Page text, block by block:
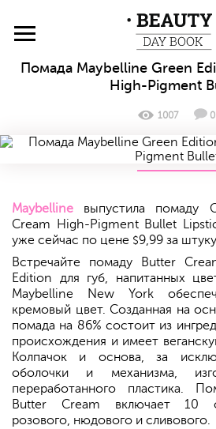
Помада Maybelline Green
High-Pigment
1007 0
Maybelline выпустила помаду
Cream High-Pigment Bullet
уже сейчас по цене $9,99 за
Встречайте помаду Butter
Edition для губ, напитанных
Maybelline New York
кремовый цвет. Созданная на
помада на 86% состоит из
происхождения и имеет
Колпачок и основа, за
оболочки и механизма,
переработанного пластика.
Butter Cream включает 10
розового, нюдового и сливового.